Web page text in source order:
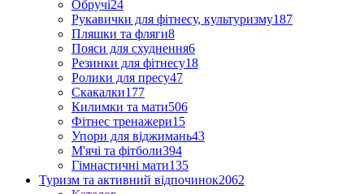
Обручі24
Рукавички для фітнесу, культуризму187
Пляшки та фляги8
Пояси для схуднення6
Резинки для фітнесу18
Ролики для пресу47
Скакалки177
Килимки та мати506
Фітнес тренажери15
Упори для віджимань43
М'ячі та фітболи394
Гімнастичні мати135
Туризм та активний відпочинок2062